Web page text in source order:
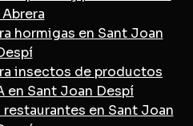
hormigas en Sant Joan
insectos de productos
en Sant Joan Despí
en Sant Joan